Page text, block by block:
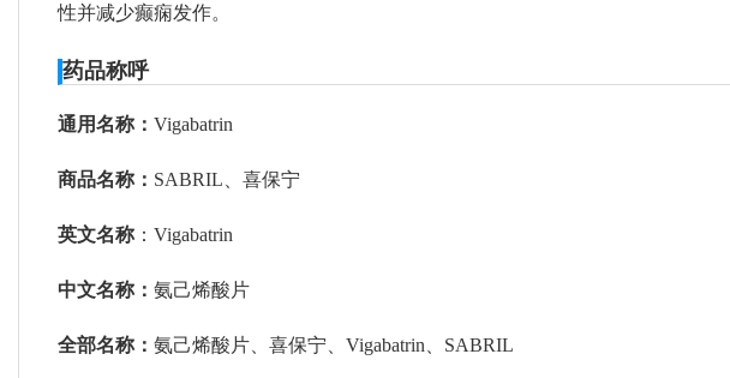
利扎曲普坦 rizatriptan
用于治疗急性偏头痛的口服薄膜
性并减少癫痫发作。
药品称呼
通用名称： Vigabatrin
商品名称： SABRIL、喜保宁
英文名称 ：Vigabatrin
中文名称： 氨己烯酸片
全部名称： 氨己烯酸片、喜保宁、Vigabatrin、SABRIL